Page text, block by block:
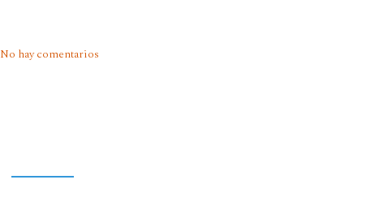
No hay comentarios